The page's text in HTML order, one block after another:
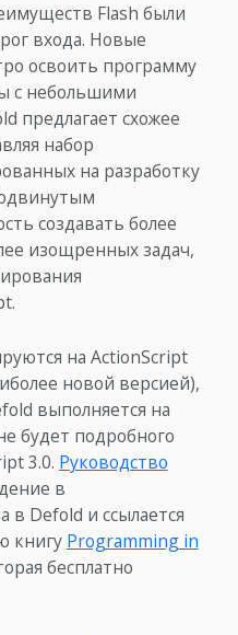
Flash были
входа. Новые
освоить программу
с небольшими
предлагает схожее
набор
на разработку
создавать более
изощренных задач,
на ActionScript
новой версией),
выполняется на
будет подробного
3.0. Руководство
в
в Defold и ссылается
книгу Programming in
бесплатно